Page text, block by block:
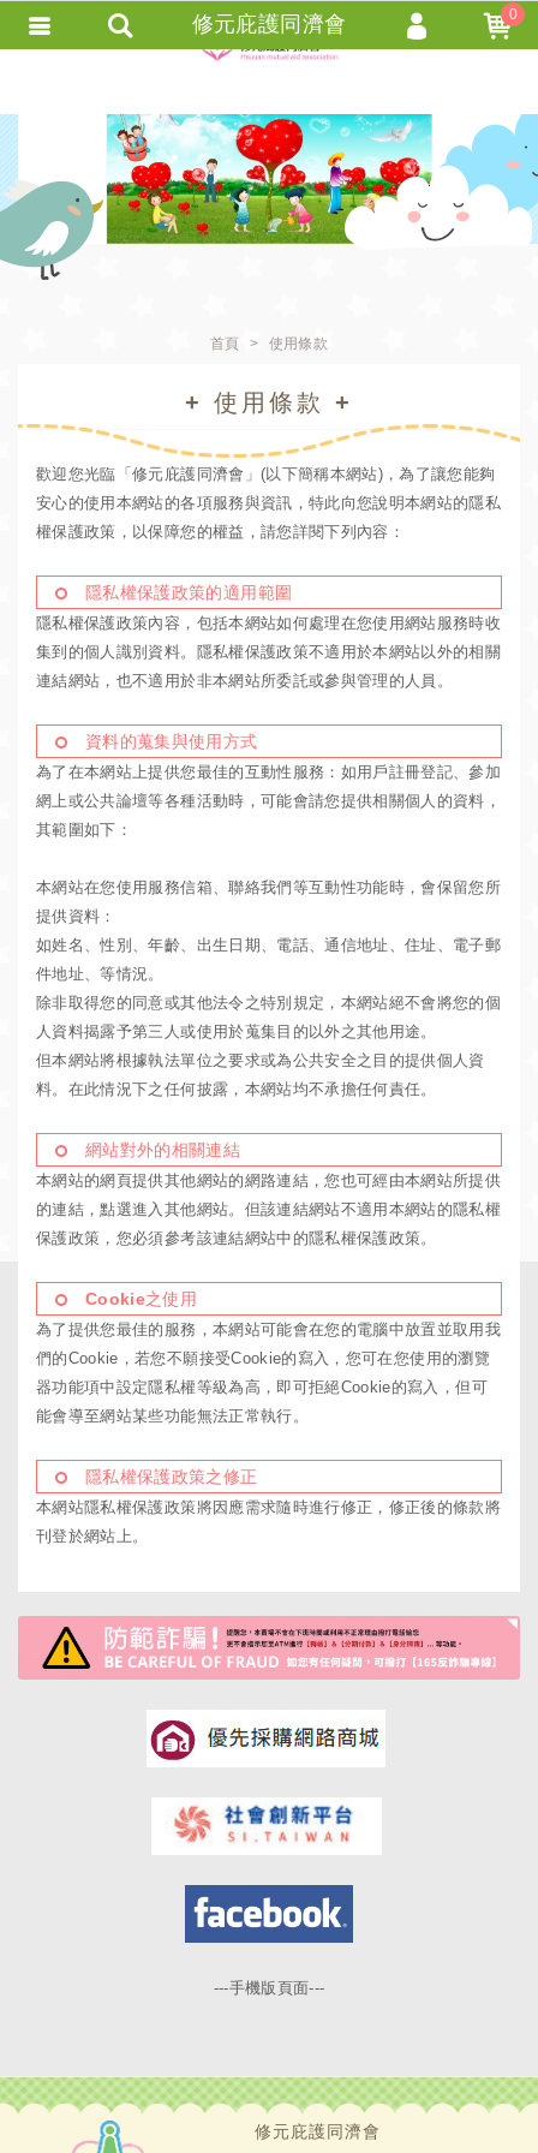
首頁 使用條款
+ 使用條款 +
歡迎您光臨「修元庇護同濟會」(以下簡稱本網站)，為了讓您能夠
安心的使用本網站的各項服務與資訊，特此向您說明本網站的隱私
權保護政策，以保障您的權益，請您詳閱下列內容：
隱私權保護政策的適用範圍
隱私權保護政策內容，包括本網站如何處理在您使用網站服務時收
集到的個人識別資料。隱私權保護政策不適用於本網站以外的相關
連結網站，也不適用於非本網站所委託或參與管理的人員。
資料的蒐集與使用方式
為了在本網站上提供您最佳的互動性服務：如用戶註冊登記、參加
網上或公共論壇等各種活動時，可能會請您提供相關個人的資料，
其範圍如下：
本網站在您使用服務信箱、聯絡我們等互動性功能時，會保留您所
提供資料：
如姓名、性別、年齡、出生日期、電話、通信地址、住址、電子郵
件地址、等情況。
除非取得您的同意或其他法令之特別規定，本網站絕不會將您的個
人資料揭露予第三人或使用於蒐集目的以外之其他用途。
但本網站將根據執法單位之要求或為公共安全之目的提供個人資
料。在此情況下之任何披露，本網站均不承擔任何責任。
網站對外的相關連結
本網站的網頁提供其他網站的網路連結，您也可經由本網站所提供
的連結，點選進入其他網站。但該連結網站不適用本網站的隱私權
保護政策，您必須參考該連結網站中的隱私權保護政策。
Cookie之使用
為了提供您最佳的服務，本網站可能會在您的電腦中放置並取用我
們的Cookie，若您不願接受Cookie的寫入，您可在您使用的瀏覽
器功能項中設定隱私權等級為高，即可拒絕Cookie的寫入，但可
能會導至網站某些功能無法正常執行。
隱私權保護政策之修正
本網站隱私權保護政策將因應需求隨時進行修正，修正後的條款將
刊登於網站上。
---手機版頁面---
修元庇護同濟會
修元庇護同濟會 0
會員註冊
忘記密碼
訂單查詢